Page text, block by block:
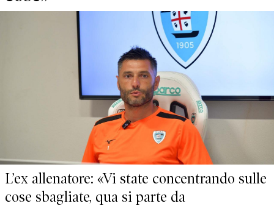
L’ex allenatore: «Vi state concentrando sulle
cose sbagliate, qua si parte da